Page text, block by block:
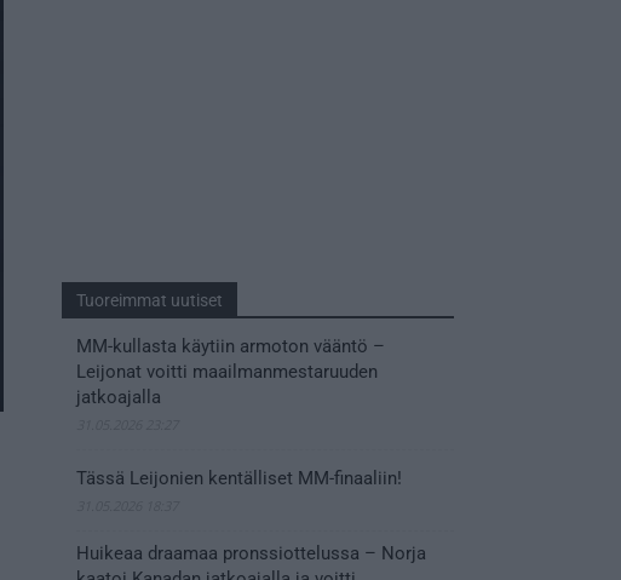
Tuoreimmat uutiset
MM-kullasta käytiin armoton vääntö –
Leijonat voitti maailmanmestaruuden
jatkoajalla
Tässä Leijonien kentälliset MM-finaaliin!
Huikeaa draamaa pronssiottelussa – Norja